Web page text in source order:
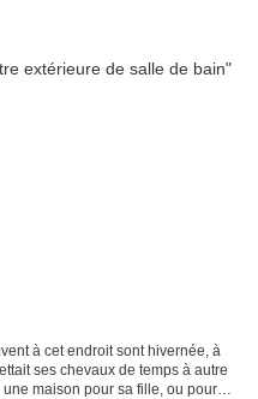
à cet endroit sont hivernée, à
ses chevaux de temps à autre
maison pour sa fille, ou pour